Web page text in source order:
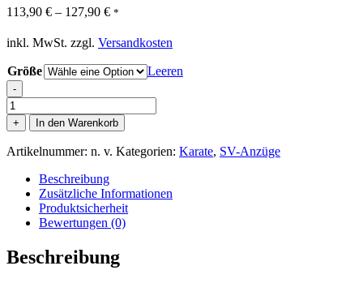
113,90 € – 127,90 € *
inkl. MwSt. zzgl. Versandkosten
Größe Leeren
-
Karate
Gi
TORA
BLACK
Canvas
Menge
+ In den Warenkorb
Artikelnummer: n. v. Kategorien: Karate, SV-Anzüge
Beschreibung
Zusätzliche Informationen
Produktsicherheit
Bewertungen (0)
Beschreibung